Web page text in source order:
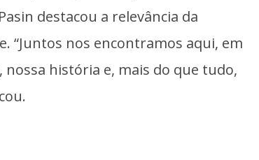
destacou a relevância da
“Juntos nos encontramos aqui, em
história e, mais do que tudo,